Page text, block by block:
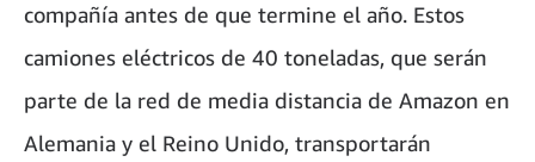
compañía antes de que termine el año. Estos
camiones eléctricos de 40 toneladas, que serán
parte de la red de media distancia de Amazon en
Alemania y el Reino Unido, transportarán